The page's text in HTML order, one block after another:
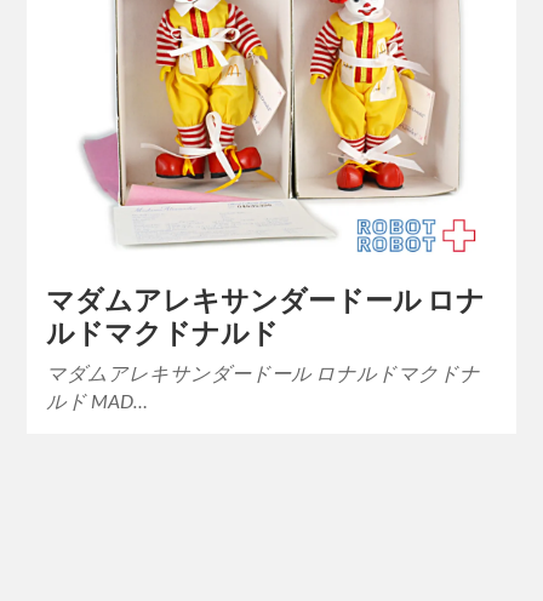
マダムアレキサンダードール ロナ
ルドマクドナルド
マダムアレキサンダードール ロナルドマクドナ
ルド MAD…